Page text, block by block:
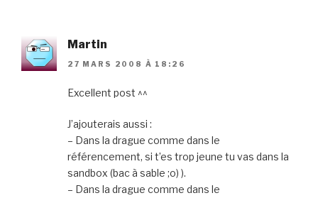
Martin
27 MARS 2008 À 18:26
Excellent post ^^
J’ajouterais aussi :
– Dans la drague comme dans le
référencement, si t’es trop jeune tu vas dans la
sandbox (bac à sable ;o) ).
– Dans la drague comme dans le